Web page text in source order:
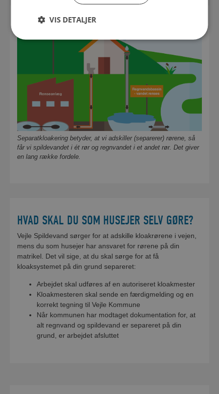
Separatkloakering betyder, at vi adskiller (separerer) rørene, så
får vi spildevandet i ét rør og regnvandet i et andet rør. Det giver
en lang række fordele.
HVAD SKAL DU SOM HUSEJER SELV GØRE?
Vejle Spildevand sørger for at adskille kloakrørene i vejen,
mens du som husejer har ansvaret for rørene på din
matrikel. Det vil sige, at du skal sørge for at få
kloaksystemet på din grund separeret:
Arbejdet skal udføres af en autoriseret kloakmester
Kloakmesteren skal sende en færdigmelding og en
korrekt tegning til Vejle Kommune
Når kommunen har modtaget dokumentation for, at
alt regnvand og spildevand er separeret på din
grund, er arbejdet afsluttet
VIS DETALJER